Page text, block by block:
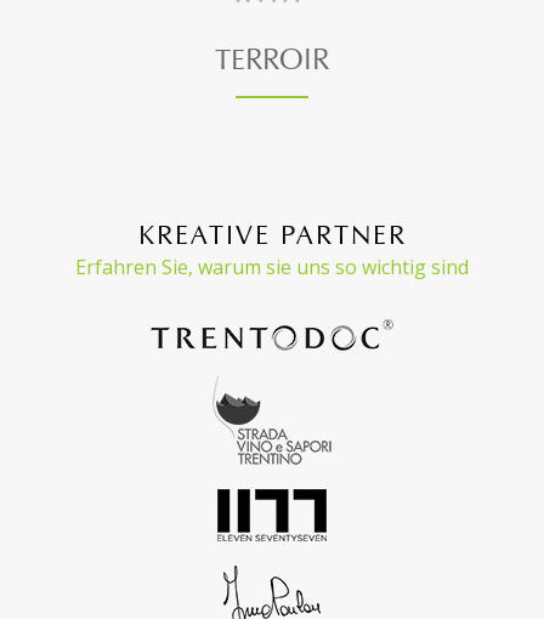
TERROIR
KREATIVE PARTNER
Erfahren Sie, warum sie uns so wichtig sind